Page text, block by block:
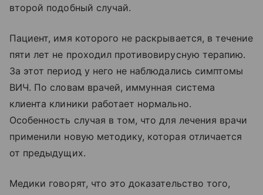
второй подобный случай.
Пациент, имя которого не раскрывается, в течение
пяти лет не проходил противовирусную терапию.
За этот период у него не наблюдались симптомы
ВИЧ. По словам врачей, иммунная система
клиента клиники работает нормально.
Особенность случая в том, что для лечения врачи
применили новую методику, которая отличается
от предыдущих.
Медики говорят, что это доказательство того,